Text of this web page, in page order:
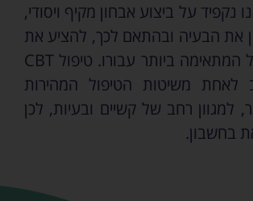
נקפיד על ביצוע אבחון מקיף ויסודי,
את הבעיה ובהתאם לכך, להציע את
תוכנית הטיפול המתאימה ביותר עבורו. טיפול CBT
לאחת משיטות הטיפול המהירות
למגוון רחב של קשיים ובעיות, לכן
בחשבון.